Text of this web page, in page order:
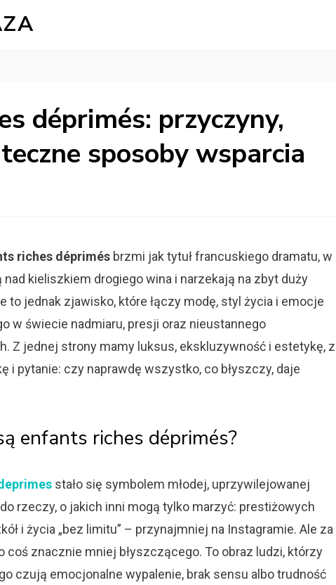
déprimés: przyczyny,
sposoby wsparcia
riches déprimés brzmi jak tytuł francuskiego dramatu, w
nad kieliszkiem drogiego wina i narzekają na zbyt duży
to jednak zjawisko, które łączy modę, styl życia i emocje
w świecie nadmiaru, presji oraz nieustannego
Z jednej strony mamy luksus, ekskluzywność i estetykę, z
i pytanie: czy naprawdę wszystko, co błyszczy, daje
enfants riches déprimés?
stało się symbolem młodej, uprzywilejowanej
rzeczy, o jakich inni mogą tylko marzyć: prestiżowych
i życia „bez limitu” – przynajmniej na Instagramie. Ale za
znacznie mniej błyszczącego. To obraz ludzi, którzy
czują emocjonalne wypalenie, brak sensu albo trudność